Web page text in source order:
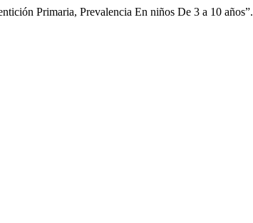
Primaria, Prevalencia En niños De 3 a 10 años”.